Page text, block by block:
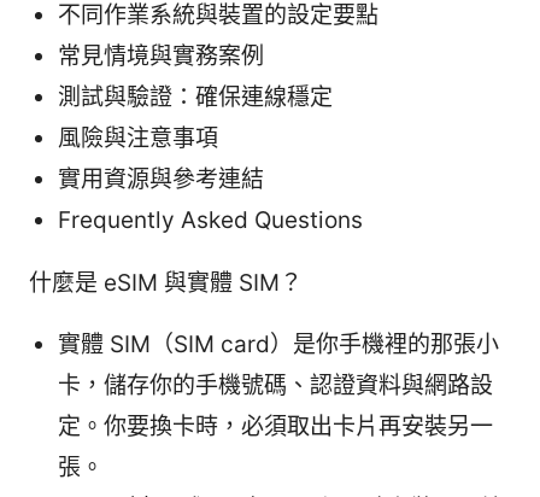
不同作業系統與裝置的設定要點
常見情境與實務案例
測試與驗證：確保連線穩定
風險與注意事項
實用資源與參考連結
Frequently Asked Questions
什麼是 eSIM 與實體 SIM？
實體 SIM（SIM card）是你手機裡的那張小
卡，儲存你的手機號碼、認證資料與網路設
定。你要換卡時，必須取出卡片再安裝另一
張。